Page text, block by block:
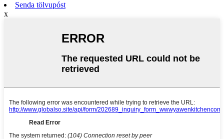
Senda tölvupóst
x